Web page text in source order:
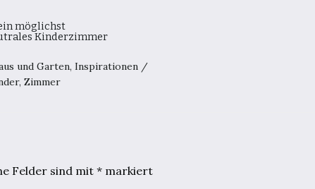
möglichst
Kinderzimmer
und Garten,Inspirationen /
,Zimmer
Felder sind mit * markiert